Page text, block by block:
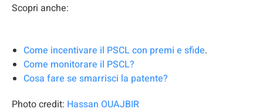
Scopri anche:
Come incentivare il PSCL con premi e sfide.
Come monitorare il PSCL?
Cosa fare se smarrisci la patente?
Photo credit: Hassan OUAJBIR